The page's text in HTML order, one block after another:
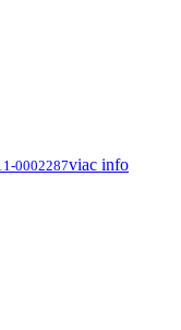
0002287viac info